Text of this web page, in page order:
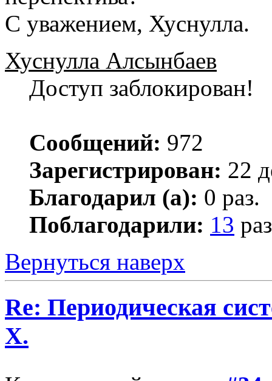
С уважением, Хуснулла.
Хуснулла Алсынбаев
Доступ заблокирован!
Сообщений: 972
Зарегистрирован: 22
Благодарил (а): 0 раз.
Поблагодарили: 13
Вернуться наверх
Re: Периодическая
Х.